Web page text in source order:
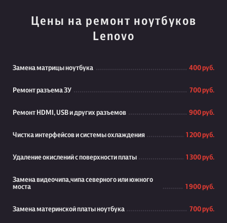
Цены на ремонт ноутбуков
Lenovo
Замена матрицы ноутбука 400 руб.
Ремонт разъема ЗУ 700 руб.
Ремонт HDMI, USB и других разъемов 900 руб.
Чистка интерфейсов и системы охлаждения 1 200 руб.
Удаление окислений с поверхности платы 1 300 руб.
Замена видеочипа,чипа северного или южного
моста
1 900 руб.
Замена материнской платы ноутбука 700 руб.